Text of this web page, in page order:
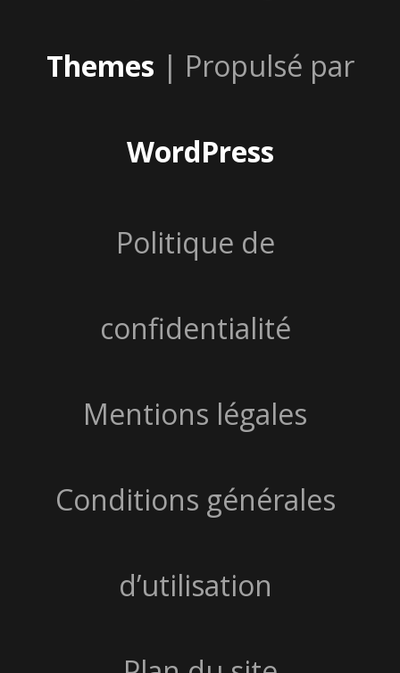
Themes | Propulsé par
WordPress
Politique de
confidentialité
Mentions légales
Conditions générales
d’utilisation